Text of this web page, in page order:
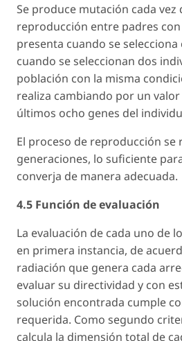
Se produce mutación cada vez
reproducción entre padres
presenta cuando se
cuando se seleccionan dos
población con la misma
realiza cambiando por un
últimos ocho genes del
El proceso de reproducción se
generaciones, lo suficiente
converja de manera adecuada.
4.5 Función de evaluación
La evaluación de cada uno de
en primera instancia, de
radiación que genera cada
evaluar su directividad y con
solución encontrada cumple
requerida. Como segundo
calcula la dimensión total de